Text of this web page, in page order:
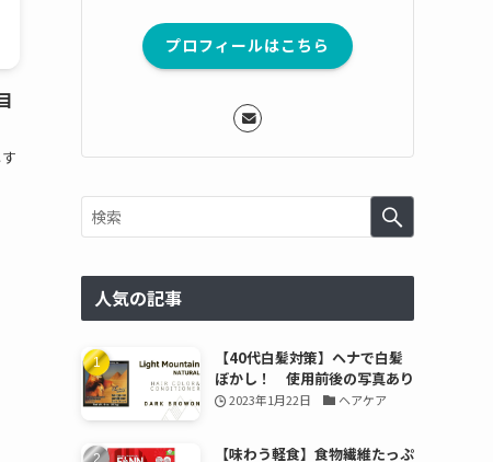
プロフィールはこちら
人気の記事
【40代白髪対策】ヘナで白髪
ぼかし！ 使用前後の写真あり
2023年1月22日 ヘアケア
【味わう軽食】食物繊維たっぷ